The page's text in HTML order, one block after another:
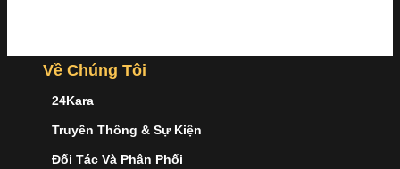
Về Chúng Tôi
24Kara
Truyền Thông & Sự Kiện
Đối Tác Và Phân Phối